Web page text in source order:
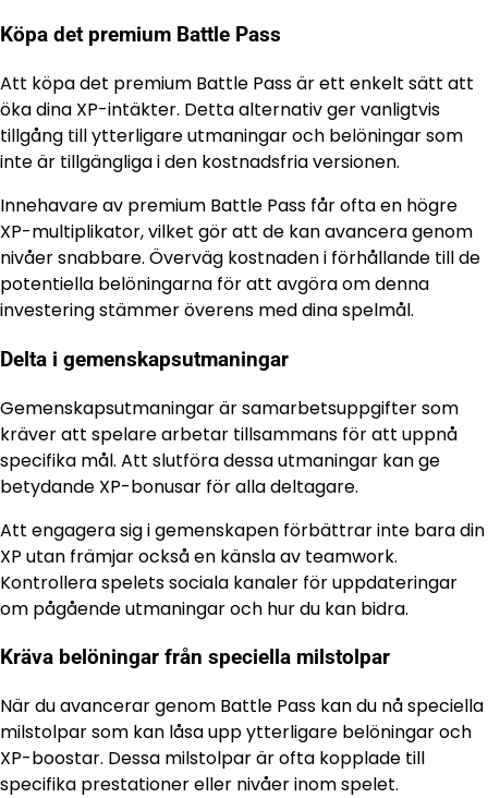
Köpa det premium Battle Pass
Att köpa det premium Battle Pass är ett enkelt sätt att
öka dina XP-intäkter. Detta alternativ ger vanligtvis
tillgång till ytterligare utmaningar och belöningar som
inte är tillgängliga i den kostnadsfria versionen.
Innehavare av premium Battle Pass får ofta en högre
XP-multiplikator, vilket gör att de kan avancera genom
nivåer snabbare. Överväg kostnaden i förhållande till de
potentiella belöningarna för att avgöra om denna
investering stämmer överens med dina spelmål.
Delta i gemenskapsutmaningar
Gemenskapsutmaningar är samarbetsuppgifter som
kräver att spelare arbetar tillsammans för att uppnå
specifika mål. Att slutföra dessa utmaningar kan ge
betydande XP-bonusar för alla deltagare.
Att engagera sig i gemenskapen förbättrar inte bara din
XP utan främjar också en känsla av teamwork.
Kontrollera spelets sociala kanaler för uppdateringar
om pågående utmaningar och hur du kan bidra.
Kräva belöningar från speciella milstolpar
När du avancerar genom Battle Pass kan du nå speciella
milstolpar som kan låsa upp ytterligare belöningar och
XP-boostar. Dessa milstolpar är ofta kopplade till
specifika prestationer eller nivåer inom spelet.